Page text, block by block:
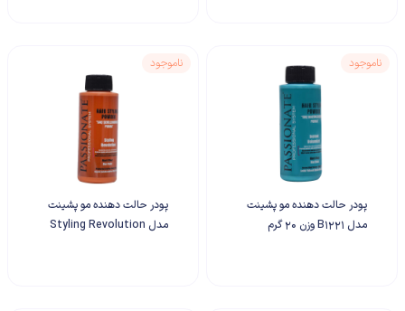
پودر حالت دهنده مو پشینت
مدل B1221 وزن 20 گرم
ناموجود
پودر حالت دهنده مو پشینت
مدل Styling Revolution
ناموجود